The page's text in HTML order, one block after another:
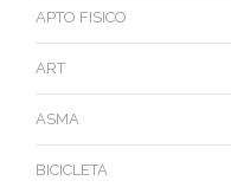
APTO FISICO
ART
ASMA
BICICLETA